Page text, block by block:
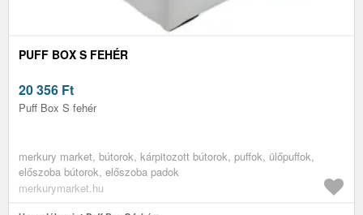
PUFF BOX S FEHÉR
20 356 Ft
Puff Box S fehér
merkury market, bútorok, kárpitozott bútorok, puffok, ülőpuffok,
előszoba bútorok, előszoba padok
merkurymarket.hu